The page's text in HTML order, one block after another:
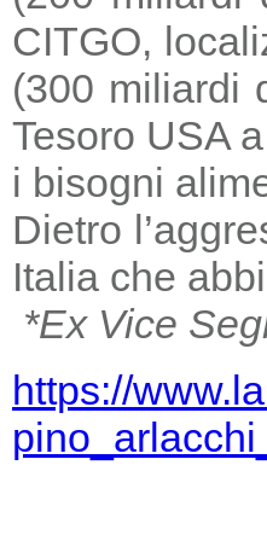
CITGO,
(300 miliardi
Tesoro USA
i bisogni
Dietro
Italia che
*Ex Vice
https://